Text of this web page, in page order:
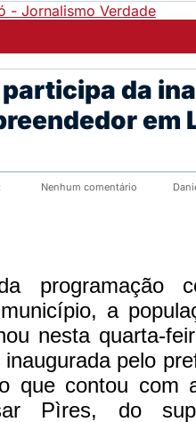
participa da
em
Nenhum comentário
programação
a
nesta quarta-
pelo
que contou com
Pìres, do